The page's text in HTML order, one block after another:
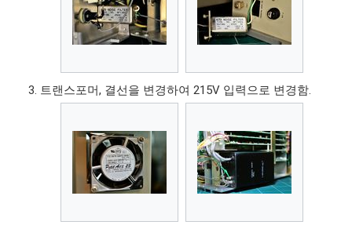
트랜스포머, 결선을 변경하여 215V 입력으로 변경함.